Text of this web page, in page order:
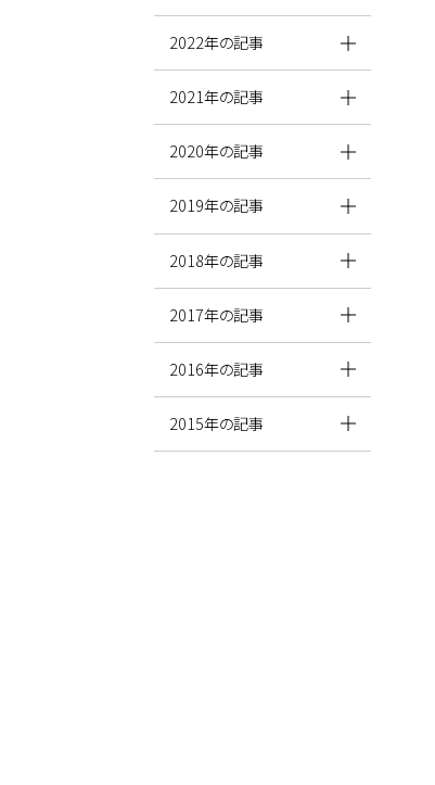
2022年の記事
2021年の記事
2020年の記事
2019年の記事
2018年の記事
2017年の記事
2016年の記事
2015年の記事